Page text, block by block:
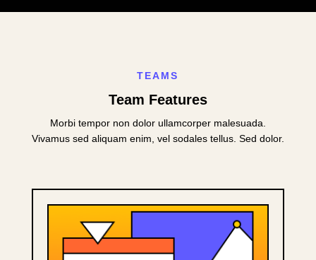
TEAMS
Team Features
Morbi tempor non dolor ullamcorper malesuada.
Vivamus sed aliquam enim, vel sodales tellus. Sed dolor.